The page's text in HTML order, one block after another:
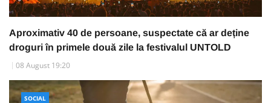
Aproximativ 40 de persoane, suspectate că ar deține
droguri în primele două zile la festivalul UNTOLD
08 August 19:20
SOCIAL